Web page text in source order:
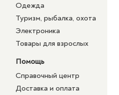
Одежда
Туризм, рыбалка, охота
Электроника
Товары для взрослых
Помощь
Справочный центр
Доставка и оплата